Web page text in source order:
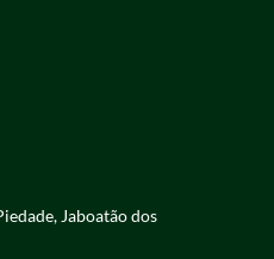
Jaboatão dos